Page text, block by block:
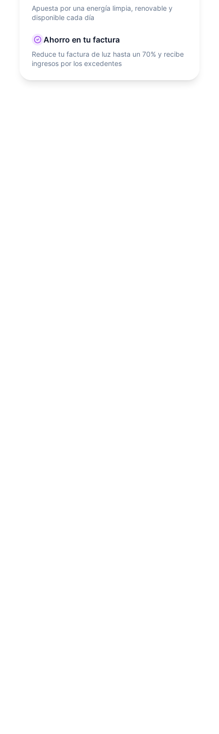
Apuesta por una energía limpia, renovable y
disponible cada día
Ahorro en tu factura
Reduce tu factura de luz hasta un 70% y recibe
ingresos por los excedentes